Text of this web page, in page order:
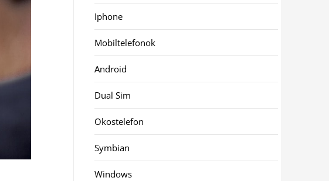
Iphone
Mobiltelefonok
Android
Dual Sim
Okostelefon
Symbian
Windows